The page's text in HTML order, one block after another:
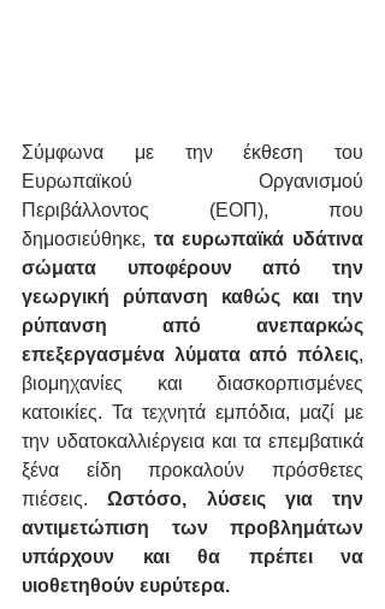
Σύμφωνα με την έκθεση του
Ευρωπαϊκού Οργανισμού
Περιβάλλοντος (ΕΟΠ), που
δημοσιεύθηκε, τα ευρωπαϊκά υδάτινα
σώματα υποφέρουν από την
γεωργική ρύπανση καθώς και την
ρύπανση από ανεπαρκώς
επεξεργασμένα λύματα από πόλεις,
βιομηχανίες και διασκορπισμένες
κατοικίες. Τα τεχνητά εμπόδια, μαζί με
την υδατοκαλλιέργεια και τα επεμβατικά
ξένα είδη προκαλούν πρόσθετες
πιέσεις. Ωστόσο, λύσεις για την
αντιμετώπιση των προβλημάτων
υπάρχουν και θα πρέπει να
υιοθετηθούν ευρύτερα.